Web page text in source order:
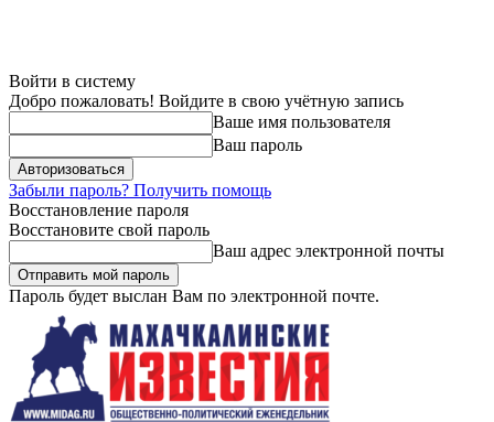
Войти в систему
Добро пожаловать! Войдите в свою учётную запись
Ваше имя пользователя
Ваш пароль
Забыли пароль? Получить помощь
Восстановление пароля
Восстановите свой пароль
Ваш адрес электронной почты
Пароль будет выслан Вам по электронной почте.